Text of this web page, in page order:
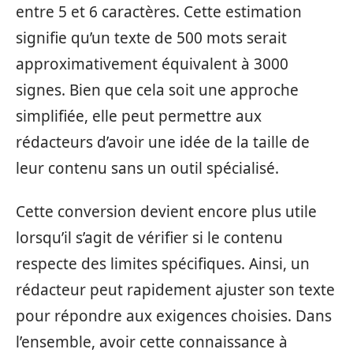
entre 5 et 6 caractères. Cette estimation
signifie qu’un texte de 500 mots serait
approximativement équivalent à 3000
signes. Bien que cela soit une approche
simplifiée, elle peut permettre aux
rédacteurs d’avoir une idée de la taille de
leur contenu sans un outil spécialisé.
Cette conversion devient encore plus utile
lorsqu’il s’agit de vérifier si le contenu
respecte des limites spécifiques. Ainsi, un
rédacteur peut rapidement ajuster son texte
pour répondre aux exigences choisies. Dans
l’ensemble, avoir cette connaissance à